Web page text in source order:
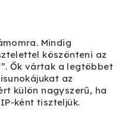
Mindig
köszönteni az
Ők vártak a legtöbbet
az
külön nagyszerű, ha
ként tiszteljük.